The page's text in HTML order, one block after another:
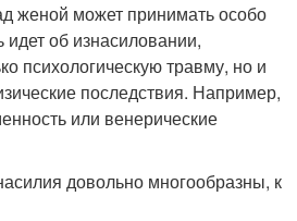
женой может принимать особо
об изнасиловании,
психологическую травму, но и
последствия. Например,
или венерические
довольно многообразны, к